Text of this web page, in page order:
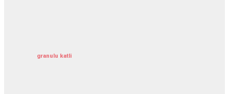
granulu katli